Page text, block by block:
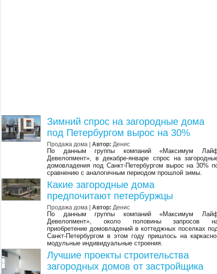
Зимний спрос на загородные дома
под Петербургом вырос на 30%
Продажа дома |Автор: Денис
По данным группы компаний «Максимум
Девелопмент», в декабре-январе спрос на
домовладения под Санкт-Петербургом вырос на 30%
сравнению с аналогичным периодом прошлой зимы.
Какие загородные дома
предпочитают петербуржцы
Продажа дома |Автор: Денис
По данным группы компаний «Максимум
Девелопмент», около половины запросов
приобретение домовладений в коттеджных поселках
Санкт-Петербургом в этом году пришлось на
модульные индивидуальные строения.
Лучшие проекты строительства
загородных домов от застройщика